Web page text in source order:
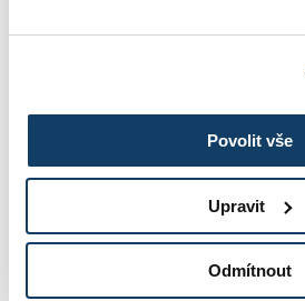
Povolit vše
Upravit
Odmítnout